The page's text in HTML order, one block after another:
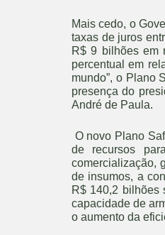
Mais cedo, o
taxas de juros
R$ 9 bilhões em
percentual em
mundo”, o Plano
presença do
André de Paula.
O novo Plano
de recursos
comercialização,
de insumos, a
R$ 140,2 bilhões
capacidade de
o aumento da